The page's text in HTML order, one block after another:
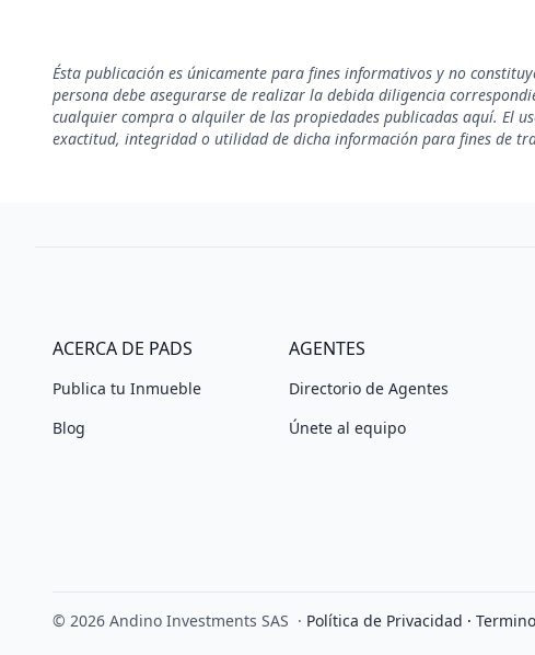
Ésta publicación es únicamente para fines informativos y no
persona debe asegurarse de realizar la debida diligencia
cualquier compra o alquiler de las propiedades publicadas aquí. El
exactitud, integridad o utilidad de dicha información para fines de
ACERCA DE PADS
Publica tu Inmueble
Blog
AGENTES
Directorio de Agentes
Únete al equipo
© 2026 Andino Investments SAS · Política de Privacidad ·